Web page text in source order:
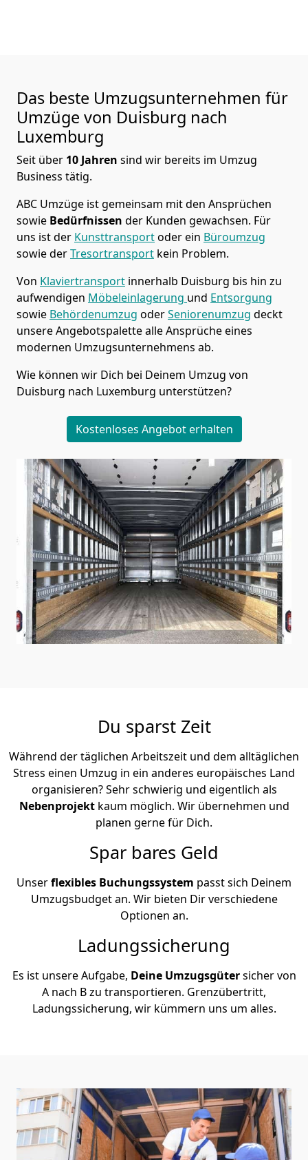
Das beste Umzugsunternehmen für
Umzüge von Duisburg nach
Luxemburg
Seit über 10 Jahren sind wir bereits im Umzug
Business tätig.
ABC Umzüge ist gemeinsam mit den Ansprüchen
sowie Bedürfnissen der Kunden gewachsen. Für
uns ist der Kunsttransportoder ein Büroumzug
sowie derTresortransport kein Problem.
Von Klaviertransport innerhalb Duisburg bis hin zu
aufwendigen Möbeleinlagerung und Entsorgung
sowie Behördenumzug oderSeniorenumzug deckt
unsere Angebotspalette alle Ansprüche eines
modernen Umzugsunternehmens ab.
Wie können wir Dich bei Deinem Umzug von
Duisburg nach Luxemburg unterstützen?
Kostenloses Angebot erhalten
Du sparst Zeit
Während der täglichen Arbeitszeit und dem alltäglichen
Stress einen Umzug in ein anderes europäisches Land
organisieren? Sehr schwierig und eigentlich als
Nebenprojekt kaum möglich. Wir übernehmen und
planen gerne für Dich.
Spar bares Geld
Unserflexibles Buchungssystem passt sich Deinem
Umzugsbudget an. Wir bieten Dir verschiedene
Optionen an.
Ladungssicherung
Es ist unsere Aufgabe, Deine Umzugsgütersicher von
A nach B zu transportieren. Grenzübertritt,
Ladungssicherung, wir kümmern uns um alles.